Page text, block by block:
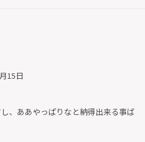
15日
、ああやっぱりなと納得出来る事ば